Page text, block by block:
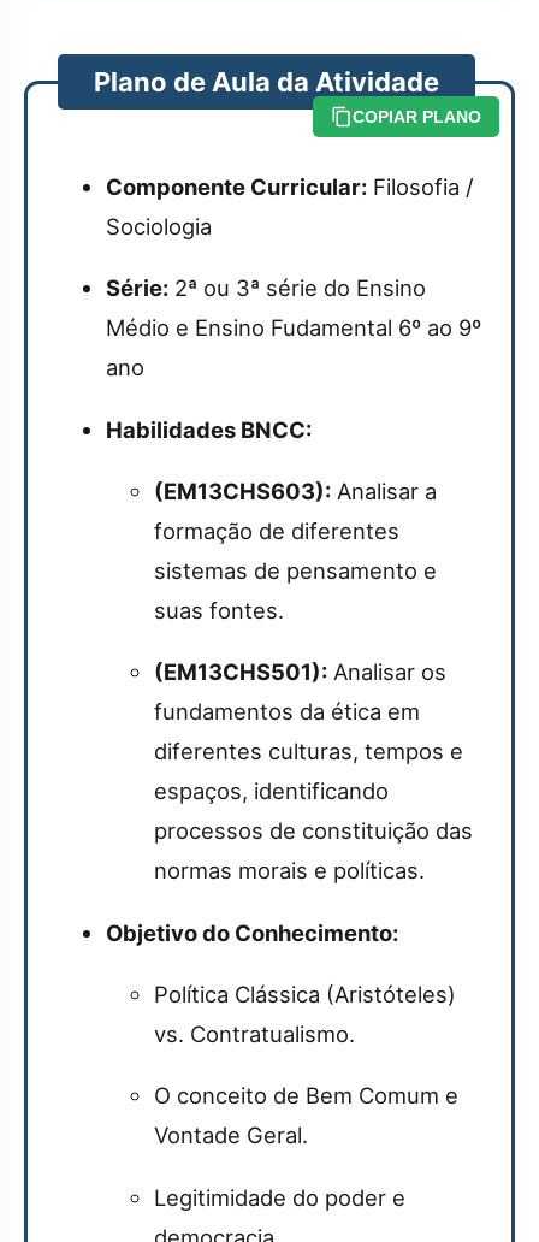
Plano de Aula da Atividade
COPIAR PLANO
Componente Curricular: Filosofia /
Sociologia
Série: 2ª ou 3ª série do Ensino
Médio e Ensino Fudamental 6º ao 9º
ano
Habilidades BNCC:
(EM13CHS603): Analisar a
formação de diferentes
sistemas de pensamento e
suas fontes.
(EM13CHS501): Analisar os
fundamentos da ética em
diferentes culturas, tempos e
espaços, identificando
processos de constituição das
normas morais e políticas.
Objetivo do Conhecimento:
Política Clássica (Aristóteles)
vs. Contratualismo.
O conceito de Bem Comum e
Vontade Geral.
Legitimidade do poder e